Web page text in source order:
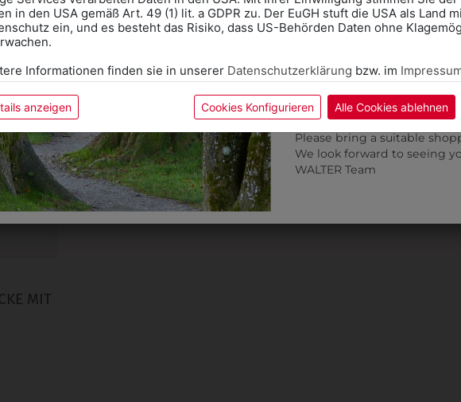
MIT
in den USA gemäß Art. 49 (1) lit. a GDPR zu. Der EuGH stuft die USA als Land
ein, und es besteht das Risiko, dass US-Behörden Daten ohne
Informationen finden sie in unserer Datenschutzerklärung bzw. im
anzeigen Cookies Konfigurieren Alle Cookies ablehnen
Wir freuen uns - Das
correct school.
calendar icon.
Without an appointment,
Please bring a suitable
We look forward to seeing
WALTER Team